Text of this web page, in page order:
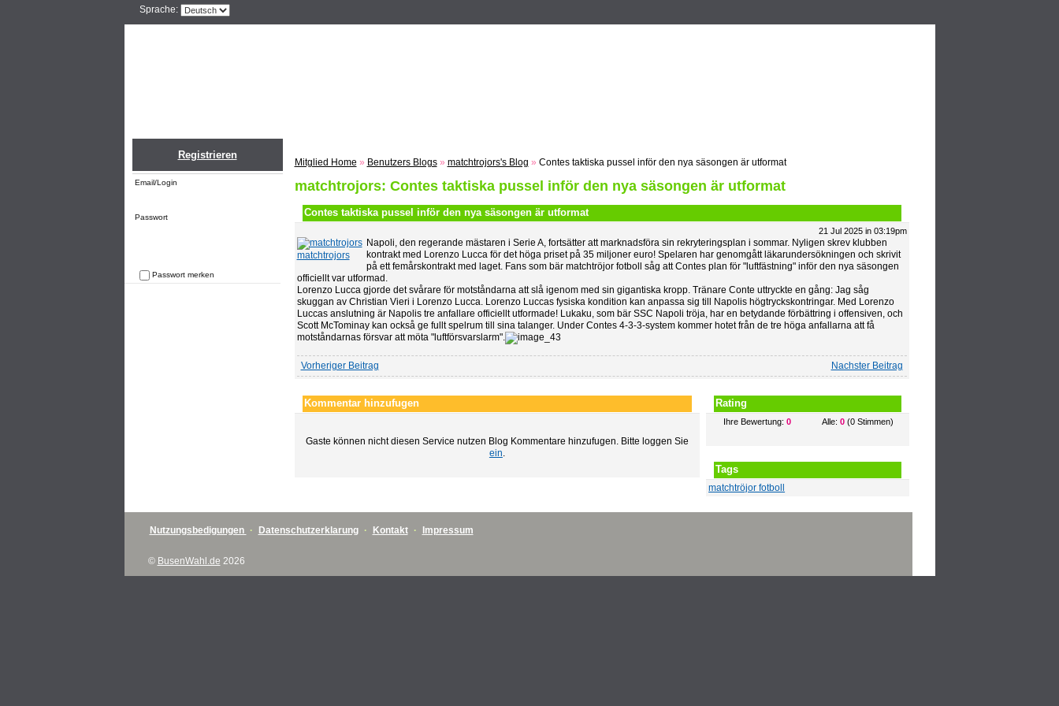
Sprache:
Registrieren
Email/Login
Passwort
Passwort merken
Mitglied Home » Benutzers Blogs» matchtrojors's Blog » Contes taktiska pussel inför den nya säsongen är utformat
matchtrojors: Contes taktiska pussel inför den nya säsongen är utformat
Contes taktiska pussel inför den nya säsongen är utformat
21 Jul 2025 in 03:19pm
matchtrojors
Napoli, den regerande mästaren i Serie A, fortsätter att marknadsföra sin rekryteringsplan i sommar. Nyligen skrev klubben
kontrakt med Lorenzo Lucca för det höga priset på 35 miljoner euro! Spelaren har genomgått läkarundersökningen och skrivit
på ett femårskontrakt med laget. Fans som bär matchtröjor fotboll såg att Contes plan för "luftfästning" inför den nya säsongen
officiellt var utformad.
Lorenzo Lucca gjorde det svårare för motståndarna att slå igenom med sin gigantiska kropp. Tränare Conte uttryckte en gång: Jag såg
skuggan av Christian Vieri i Lorenzo Lucca. Lorenzo Luccas fysiska kondition kan anpassa sig till Napolis högtryckskontringar. Med Lorenzo
Luccas anslutning är Napolis tre anfallare officiellt utformade! Lukaku, som bär SSC Napoli tröja, har en betydande förbättring i offensiven, och
Scott McTominay kan också ge fullt spelrum till sina talanger. Under Contes 4-3-3-system kommer hotet från de tre höga anfallarna att få
motståndarnas försvar att möta "luftförsvarslarm".
Vorheriger Beitrag Nachster Beitrag
Kommentar hinzufugen
Gaste können nicht diesen Service nutzen Blog Kommentare hinzufugen. Bitte loggen Sie
ein.
Rating
Ihre Bewertung: 0 Alle:0 (0 Stimmen)
Tags
matchtröjor fotboll
Nutzungsbedigungen · Datenschutzerklarung · Kontakt · Impressum
© BusenWahl.de 2026